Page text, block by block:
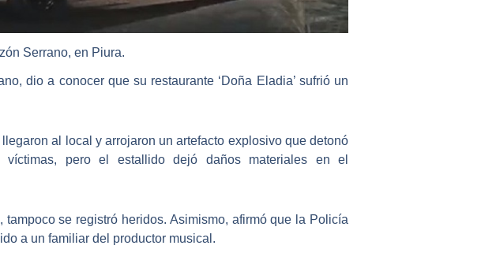
Serrano, en Piura.
, dio a conocer que su restaurante ‘Doña Eladia’ sufrió un
al local y arrojaron un artefacto explosivoque detonó
víctimas, pero el estallido dejó daños materiales en el
se registró heridos. Asimismo, afirmó que la Policía
a un familiar del productor musical.